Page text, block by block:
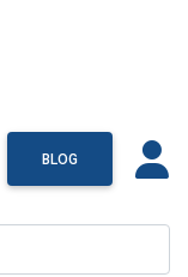
BLOG